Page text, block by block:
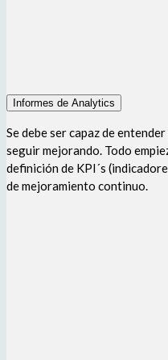
Informes de Analytics
Se debe ser capaz de
seguir mejorando. Todo
definición de KPI´s
de mejoramiento continuo.